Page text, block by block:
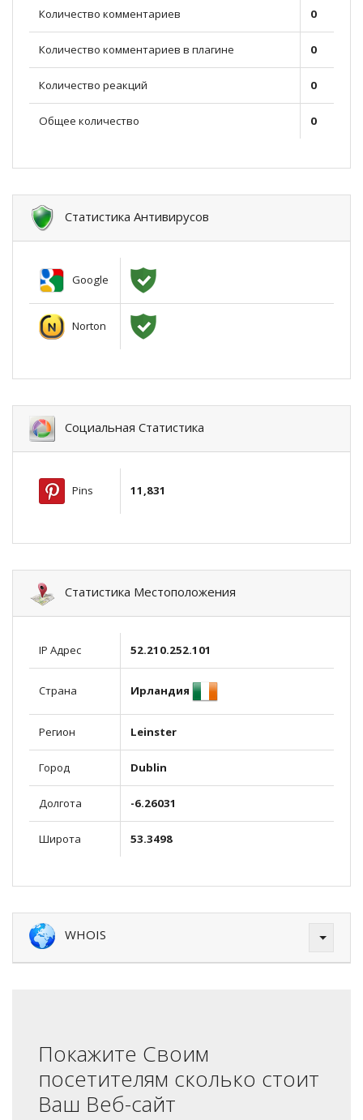
Количество комментариев 0
Количество комментариев в плагине 0
Количество реакций 0
Общее количество 0
Статистика Антивирусов
Google
Norton
Социальная Статистика
Pins 11,831
Статистика Местоположения
IP Адрес 52.210.252.101
Страна Ирландия
Регион Leinster
Город Dublin
Долгота -6.26031
Широта 53.3498
WHOIS
Покажите Своим
посетителям сколько стоит
Ваш Веб-сайт